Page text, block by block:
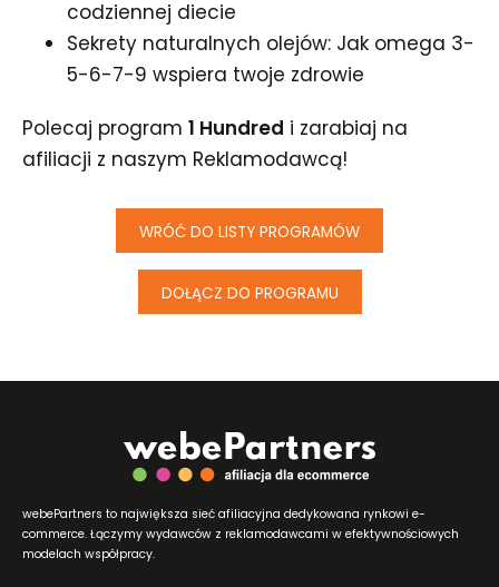
codziennej diecie
Sekrety naturalnych olejów: Jak omega 3-
5-6-7-9 wspiera twoje zdrowie
Polecaj program 1 Hundred i zarabiaj na
afiliacji z naszym Reklamodawcą!
WRÓĆ DO LISTY PROGRAMÓW
DOŁĄCZ DO PROGRAMU
webePartners to największa sieć afiliacyjna dedykowana rynkowi e-
commerce. Łączymy wydawców z reklamodawcami w efektywnościowych
modelach współpracy.